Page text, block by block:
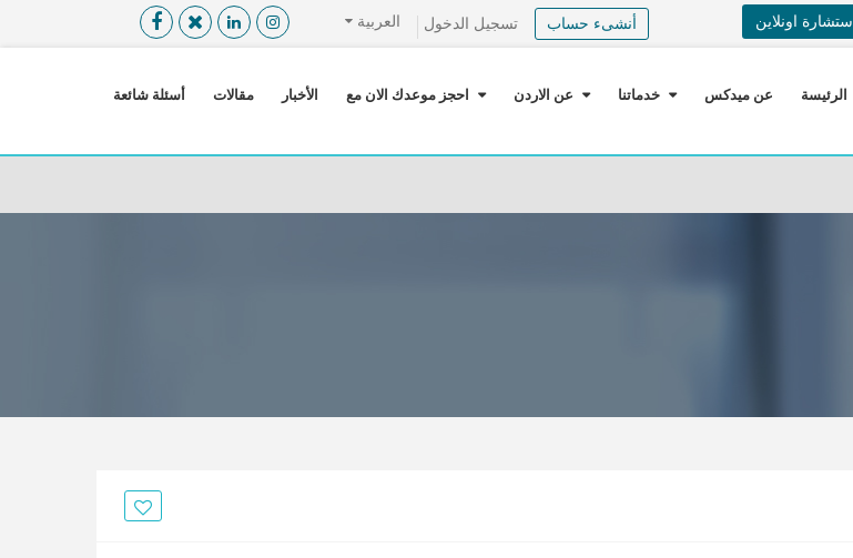
القائمة X
العربية تسجيل الدخول استشارة اونلاين أنشىء حساب
الرئيسة عن ميدكس خدماتنا عن الاردن احجز موعدك الان مع الأخبار مقالات أسئلة شائعة